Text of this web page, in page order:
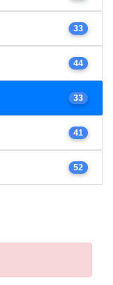
33
44
33
41
52